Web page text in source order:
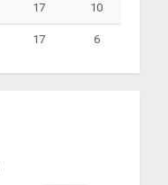
17 10
17 6